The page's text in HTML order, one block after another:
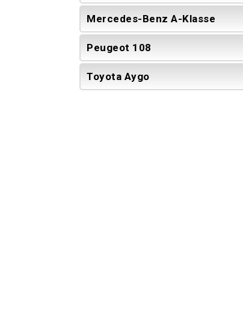
Mercedes-Benz A-Klasse
Peugeot 108
Toyota Aygo